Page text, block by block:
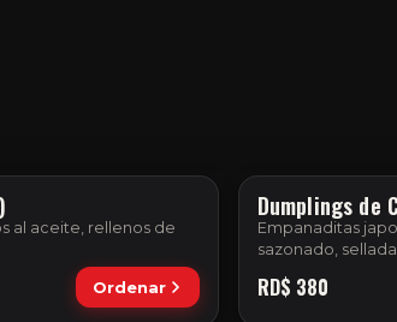
al aceite, rellenos de
Ordenar
Dumplings de
Empanaditas
sazonado,
RD$ 380